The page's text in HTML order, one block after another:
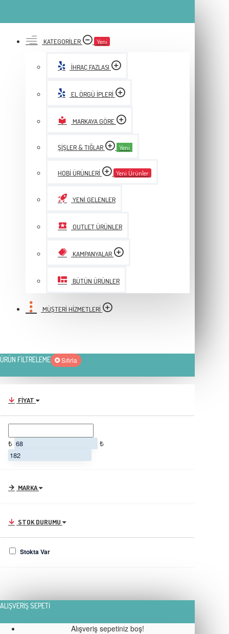
KATEGORILER Yeni
İHRAÇ FAZLASI
EL ÖRGÜ İPLERI
MARKAYA GÖRE
ŞIŞLER & TIĞLAR Yeni
HOBI ÜRÜNLERI Yeni Ürünler
YENI GELENLER
OUTLET ÜRÜNLER
KAMPANYALAR
BÜTÜN ÜRÜNLER
MÜŞTERI HIZMETLERI
ÜRÜN FILTRELEME Sıfırla
FIYAT
₺ ₺
MARKA
STOK DURUMU
Stokta Var
ALIŞVERIŞ SEPETI
Alışveriş sepetiniz boş!